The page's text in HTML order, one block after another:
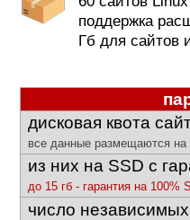
поддержка
Гб для сайтов
дисковая квота
все данные размещаются на
из них на SSD с
до 15 гб - гарантия на 100%
число